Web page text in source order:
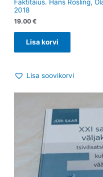
Faktitäius. Hans Rosling,
2018
19.00 €
Lisa korvi
Lisa soovikorvi